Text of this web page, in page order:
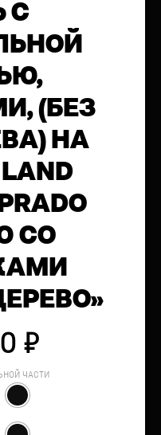
C
(БЕЗ
НА
СО
₽
ЧАСТИ